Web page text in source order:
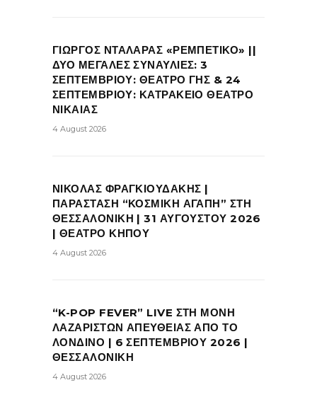
ΓΙΩΡΓΟΣ ΝΤΑΛΑΡΑΣ «ΡΕΜΠΕΤΙΚΟ» ||
ΔΥΟ ΜΕΓΑΛΕΣ ΣΥΝΑΥΛΙΕΣ: 3
ΣΕΠΤΕΜΒΡΙΟΥ: ΘΕΑΤΡΟ ΓΗΣ & 24
ΣΕΠΤΕΜΒΡΙΟΥ: ΚΑΤΡΑΚΕΙΟ ΘΕΑΤΡΟ
ΝΙΚΑΙΑΣ
4 August 2026
ΝΙΚΟΛΑΣ ΦΡΑΓΚΙΟΥΔΑΚΗΣ |
ΠΑΡΑΣΤΑΣΗ “ΚΟΣΜΙΚΗ ΑΓΑΠΗ” ΣΤΗ
ΘΕΣΣΑΛΟΝΙΚΗ | 31 ΑΥΓΟΥΣΤΟΥ 2026
| ΘΕΑΤΡΟ ΚΗΠΟΥ
4 August 2026
“K-POP FEVER” LIVE ΣΤΗ ΜΟΝΗ
ΛΑΖΑΡΙΣΤΩΝ ΑΠΕΥΘΕΙΑΣ ΑΠΟ ΤΟ
ΛΟΝΔΙΝΟ | 6 ΣΕΠΤΕΜΒΡΙΟΥ 2026 |
ΘΕΣΣΑΛΟΝΙΚΗ
4 August 2026